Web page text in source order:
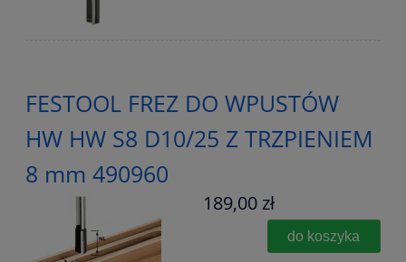
FESTOOL FREZ DO WPUSTÓW
HW HW S8 D10/25 Z TRZPIENIEM
8 mm 490960
189,00 zł
do koszyka